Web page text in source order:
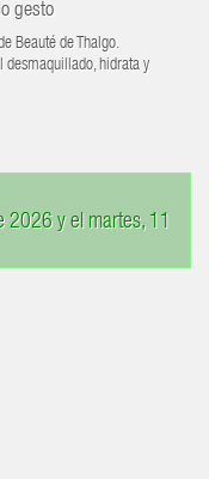
gesto
Beauté de Thalgo.
desmaquillado, hidrata y
2026 y el martes, 11